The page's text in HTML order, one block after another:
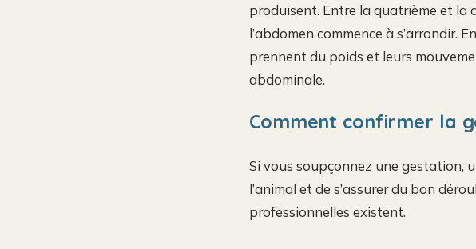
produisent. Entre la quatrième et la
l’abdomen commence à s’arrondir.
prennent du poids et leurs
abdominale.
Comment confirmer la
Si vous soupçonnez une gestation,
l’animal et de s’assurer du bon
professionnelles existent.